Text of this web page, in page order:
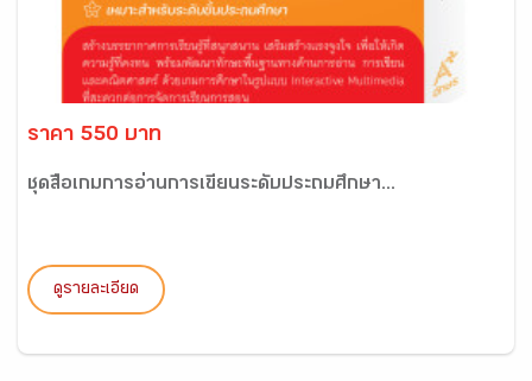
ราคา 550 บาท
ชุดสื่อเกมการอ่านการเขียนระดับประถมศึกษา...
ดูรายละเอียด